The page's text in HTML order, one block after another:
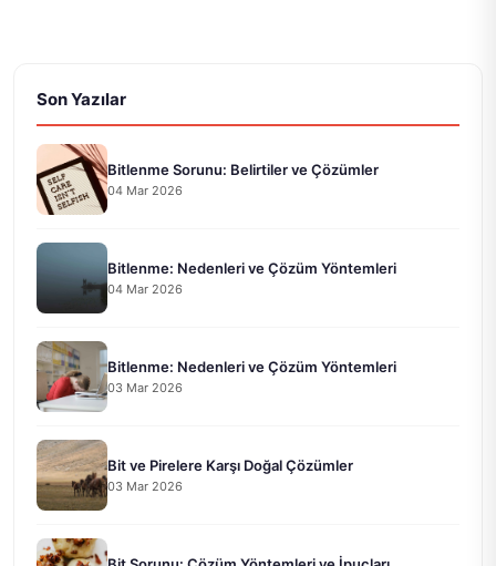
Son Yazılar
Bitlenme Sorunu: Belirtiler ve Çözümler
04 Mar 2026
Bitlenme: Nedenleri ve Çözüm Yöntemleri
04 Mar 2026
Bitlenme: Nedenleri ve Çözüm Yöntemleri
03 Mar 2026
Bit ve Pirelere Karşı Doğal Çözümler
03 Mar 2026